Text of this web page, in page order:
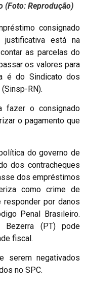
(Foto: Reprodução)
consignado
está na
as parcelas do
os valores para
é do Sindicato dos
RN).
fazer o consignado
o pagamento que
do governo de
dos contracheques
dos empréstimos
como crime de
por danos
Penal Brasileiro.
Bezerra (PT) pode
fiscal.
serem negativados
no SPC.